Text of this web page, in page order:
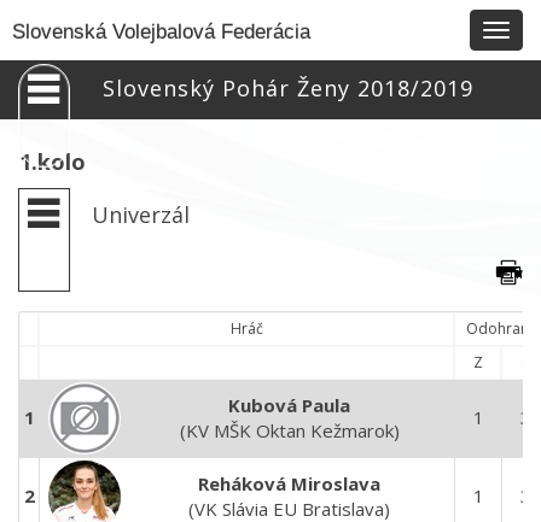
Slovenská Volejbalová Federácia
Slovenský Pohár Ženy 2018/2019
1.kolo
Univerzál
Hráč
Odohrané
Z
1
Kubová Paula
(KV MŠK Oktan Kežmarok)
1 3
2
Reháková Miroslava
(VK Slávia EU Bratislava)
1 3